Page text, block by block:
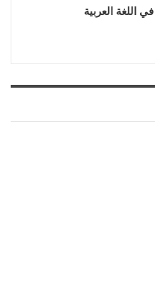
اللغة العربية